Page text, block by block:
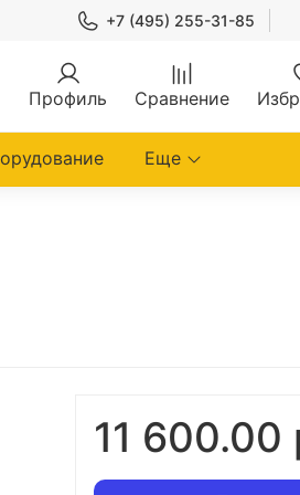
+7 (495) 255-31-85
Профиль Сравнение
Еще
11 600.00